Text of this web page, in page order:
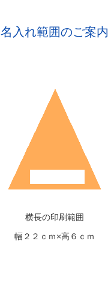
名入れ範囲のご案内
横長の印刷範囲
幅２２ｃｍ×高６ｃｍ